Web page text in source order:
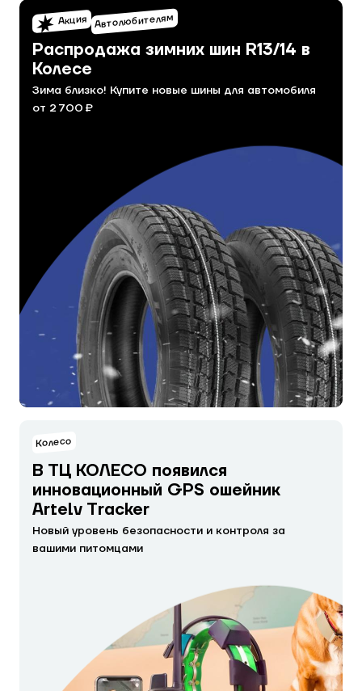
Акция Автолюбителям
Распродажа зимних шин R13/14 в
Колесе
Зима близко! Купите новые шины для автомобиля
от 2 700 ₽
Колесо
В ТЦ КОЛЕСО появился
инновационный GPS ошейник
Artelv Tracker
Новый уровень безопасности и контроля за
вашими питомцами